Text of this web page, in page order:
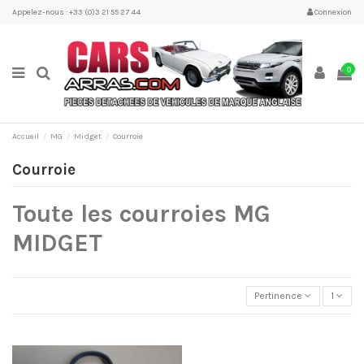
Appelez-nous : +33 (0)3 21 55 27 44 Connexion
0
Accueil MG Midget Courroie
Courroie
Toute les courroies MG
MIDGET
Pertinence 1